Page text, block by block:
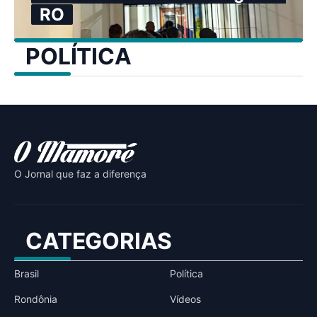
RO
POLÍTICA
O Jornal que faz a diferença
CATEGORIAS
Brasil Política
Rondônia Vídeos